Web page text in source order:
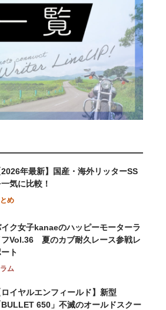
2026年最新】国産・海外リッターSS
気に比較！
め
ク女子kanaeのハッピーモーターラ
フVol.36 夏のカブ耐久レース参戦レ
ト
ム
ロイヤルエンフィールド】新型
BULLET 650」不滅のオールドスクー